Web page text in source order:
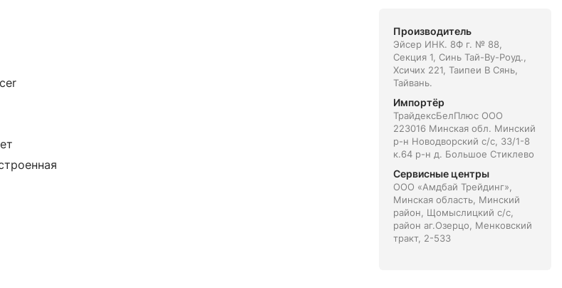
Производитель
Эйсер ИНК. 8Ф г. № 88,
Секция 1, Синь Тай-Ву-Роуд.,
Хсичих 221, Таипеи В Сянь,
Тайвань.
Импортёр
ТрайдексБелПлюс ООО
223016 Минская обл. Минский
р-н Новодворский с/с, 33/1-8
к.64 р-н д. Большое Стиклево
Сервисные центры
ООО «Амдбай Трейдинг»,
Минская область, Минский
район, Щомыслицкий с/с,
район аг.Озерцо, Менковский
тракт, 2-533